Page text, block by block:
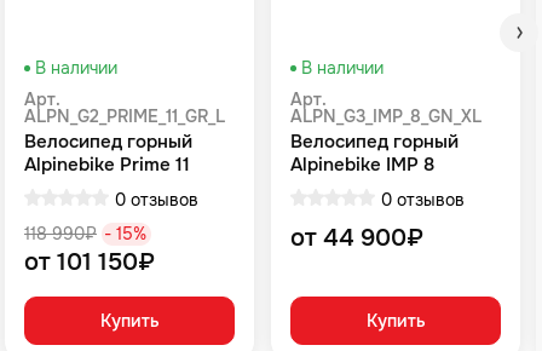
В наличии
Арт.
ALPN_G2_PRIME_11_GR_L
Велосипед горный
Alpinebike Prime 11
громовой серый0 отзывов
118 990₽ - 15%
от 101 150₽
Купить
В наличии
Арт.
ALPN_G3_IMP_8_GN_XL
Велосипед горный
Alpinebike IMP 8
0 отзывов
от 44 900₽
Купить